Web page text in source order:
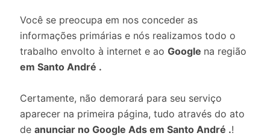
Você se preocupa em nos conceder as
informações primárias e nós realizamos todo o
trabalho envolto à internet e ao Google na região
em Santo André .
Certamente, não demorará para seu serviço
aparecer na primeira página, tudo através do ato
de anunciar no Google Ads em Santo André .!